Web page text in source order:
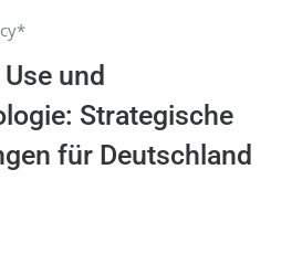
und
Strategische
für Deutschland